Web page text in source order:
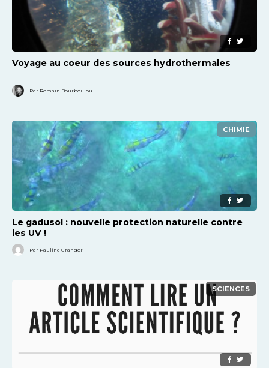
Voyage au coeur des sources hydrothermales
Par Romain Bourboulou
CHIMIE
Le gadusol : nouvelle protection naturelle contre
les UV !
Par Pauline Granger
SCIENCES